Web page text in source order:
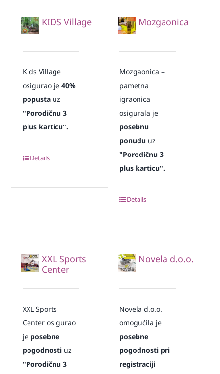
KIDS Village
Kids Village
osigurao je40%
popustauz
"Porodičnu 3
plus karticu".
Details
Mozgaonica
Mozgaonica –
pametna
igraonica
osigurala je
posebnu
ponudu uz
"Porodičnu 3
plus karticu".
Details
XXL Sports
Center
XXL Sports
Center osigurao
je posebne
pogodnostiuz
"Porodičnu 3
Novela d.o.o.
Novela d.o.o.
omogućila je
posebne
pogodnosti pri
registraciji